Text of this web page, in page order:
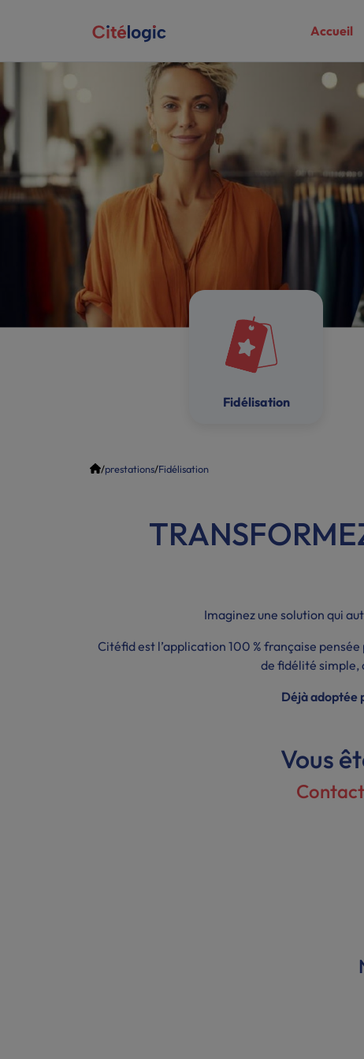
Accueil
Fidélisation
/prestations/Fidélisation
Imaginez une solution qui
Citéfid est l’application 100 % française
de fidélité simple,
Déjà adoptée
Vous